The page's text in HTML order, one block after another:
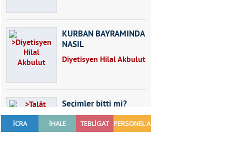
KURBAN BAYRAMINDA
NASIL
BESLENMELİYİZ?
Diyetisyen Hilal Akbulut
Seçimler bitti mi?
Talât Yörük